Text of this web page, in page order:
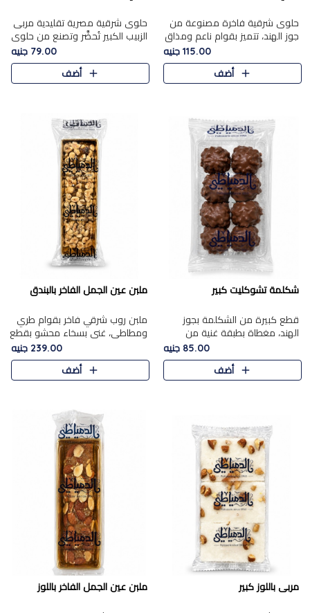
حلوى شرقية فاخرة مصنوعة من
جوز الهند، تتميز بقوام ناعم ومذاق
غني، وتزين بقطع من الفستق
الفاخر التي تضيف عليها قرمشة
115.00 جنيه
أضف
حلوى شرقية مصرية تقليدية مربى
الزبيب الكبير تُحضَّر وتصنع من حلوي
جوز الهند باسد بقوام طري ومذاق
غني، وتُزين وتغطا بحبات الزبيب
الذهبي التي ..
79.00 جنيه
أضف
شكلمة تشوكليت كبير
قطع كبيرة من الشكلمة بجوز
الهند، مغطاة بطبقة غنية من
الشوكولاتة الفاخرة لتجمع بين
القوام الطري من الداخل مركز جوز
الهند المطاطي والمذاق الغن..
85.00 جنيه
أضف
ملبن عين الجمل الفاخر بالبندق
ملبن روب شرقي فاخر بقوام طري
ومطاطي، غني بسخاء محشو بقطع
عين الجمل والبندق المحمص التي
تضيف قرمشة مميزة مُرضية
ونكهة جوزية غنية في كل
239.00 جنيه
أضف
مربى باللوز كبير ملبن عين الجمل الفاخر باللوز